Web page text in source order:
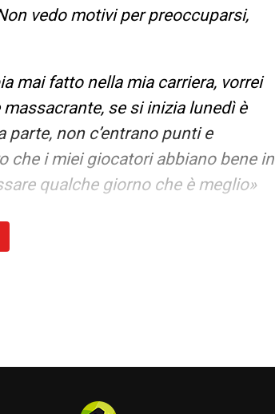
vedo motivi per preoccuparsi,
mai fatto nella mia carriera, vorrei
se si inizia lunedì è
non c’entrano punti e
che i miei giocatori abbiano bene in
qualche giorno che è meglio»
erano stati messi nel mirino,
di Rovella di ieri sia